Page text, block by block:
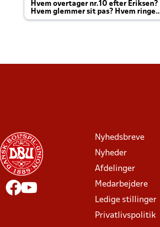
Hvem overtager nr.10 efter Eriksen?
Hvem glemmer sit pas? Hvem ringer
Joachim altid til efter kampe?
Nyhedsbreve
Nyheder
Afdelinger
Medarbejdere
Ledige stillinger
Privatlivspolitik